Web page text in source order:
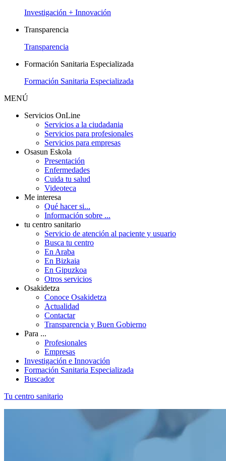
Investigación + Innovación
Transparencia
Transparencia
Formación Sanitaria Especializada
Formación Sanitaria Especializada
MENÚ
Servicios OnLine
Servicios a la ciudadania
Servicios para profesionales
Servicios para empresas
Osasun Eskola
Presentación
Enfermedades
Cuida tu salud
Videoteca
Me interesa
Qué hacer si...
Información sobre ...
tu centro sanitario
Servicio de atención al paciente y usuario
Busca tu centro
En Araba
En Bizkaia
En Gipuzkoa
Otros servicios
Osakidetza
Conoce Osakidetza
Actualidad
Contactar
Transparencia y Buen Gobierno
Para ...
Profesionales
Empresas
Investigación e Innovación
Formación Sanitaria Especializada
Buscador
Tu centro sanitario